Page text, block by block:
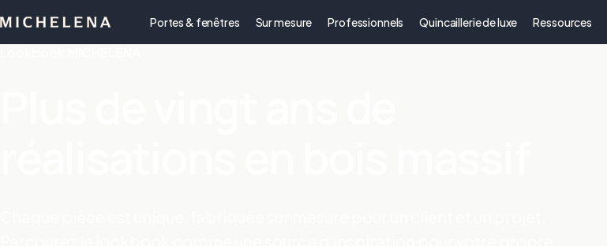
Portes & fenêtres Sur mesure Professionnels Quincaillerie de luxe Ressources